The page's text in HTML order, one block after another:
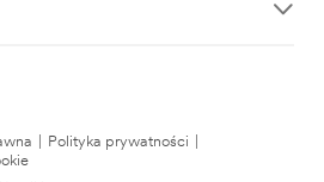
Polityka prywatności